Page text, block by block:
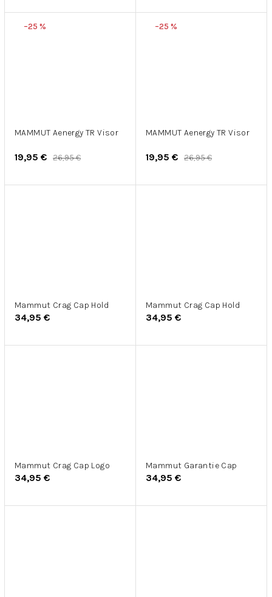
–25 %
MAMMUT Aenergy TR Visor
19,95 € 26,95 €
–25 %
MAMMUT Aenergy TR Visor
19,95 € 26,95 €
Mammut Crag Cap Hold
34,95 €
Mammut Crag Cap Hold
34,95 €
Mammut Crag Cap Logo
34,95 €
Mammut Garantie Cap
34,95 €